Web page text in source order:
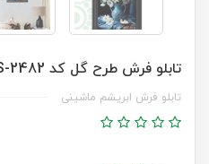
تابلو فرش طرح گل کد TS-2482
تابلو فرش ابریشم ماشینی